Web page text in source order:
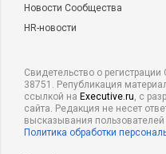
Новости Сообщества
HR-новости
Свидетельство о
38751. Републикация
ссылкой на Executive.ru, с
сайта. Редакция не несет
высказывания пользователей
Политика обработки